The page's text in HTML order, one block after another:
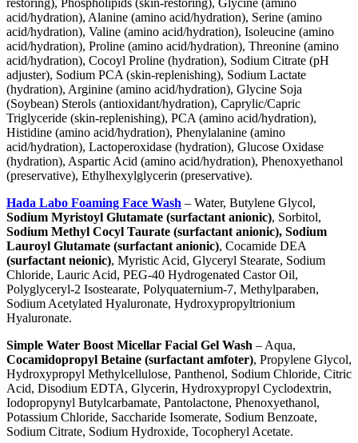
acid/hydration), Alanine (amino acid/hydration), Serine (amino
acid/hydration), Valine (amino acid/hydration), Isoleucine (amino
acid/hydration), Proline (amino acid/hydration), Threonine (amino
acid/hydration), Cocoyl Proline (hydration), Sodium Citrate (pH
adjuster), Sodium PCA (skin-replenishing), Sodium Lactate
(hydration), Arginine (amino acid/hydration), Glycine Soja
(Soybean) Sterols (antioxidant/hydration), Caprylic/Capric
Triglyceride (skin-replenishing), PCA (amino acid/hydration),
Histidine (amino acid/hydration), Phenylalanine (amino
acid/hydration), Lactoperoxidase (hydration), Glucose Oxidase
(hydration), Aspartic Acid (amino acid/hydration), Phenoxyethanol
(preservative), Ethylhexylglycerin (preservative).
Hada Labo Foaming Face Wash – Water, Butylene Glycol,
Sodium Myristoyl Glutamate (surfactant anionic), Sorbitol,
Sodium Methyl Cocyl Taurate (surfactant anionic), Sodium
Lauroyl Glutamate (surfactant anionic), Cocamide DEA
(surfactant neionic), Myristic Acid, Glyceryl Stearate, Sodium
Chloride, Lauric Acid, PEG-40 Hydrogenated Castor Oil,
Polyglyceryl-2 Isostearate, Polyquaternium-7, Methylparaben,
Sodium Acetylated Hyaluronate, Hydroxypropyltrionium
Hyaluronate.
Simple Water Boost Micellar Facial Gel Wash – Aqua,
Cocamidopropyl Betaine (surfactant amfoter), Propylene Glycol,
Hydroxypropyl Methylcellulose, Panthenol, Sodium Chloride, Citric
Acid, Disodium EDTA, Glycerin, Hydroxypropyl Cyclodextrin,
Iodopropynyl Butylcarbamate, Pantolactone, Phenoxyethanol,
Potassium Chloride, Saccharide Isomerate, Sodium Benzoate,
Sodium Citrate, Sodium Hydroxide, Tocopheryl Acetate.